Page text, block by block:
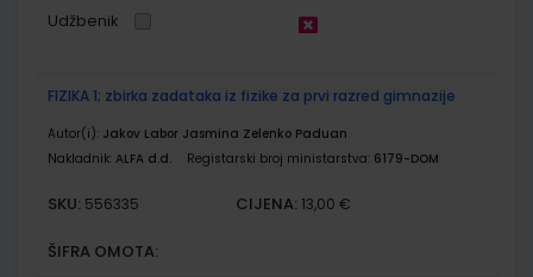
Udžbenik
FIZIKA 1; zbirka zadataka iz fizike za prvi razred gimnazije
Autor(i): Jakov Labor Jasmina Zelenko Paduan
Nakladnik: ALFA d.d. Registarski broj ministarstva: 6179-DOM
SKU: 556335 CIJENA: 13,00 €
ŠIFRA OMOTA: